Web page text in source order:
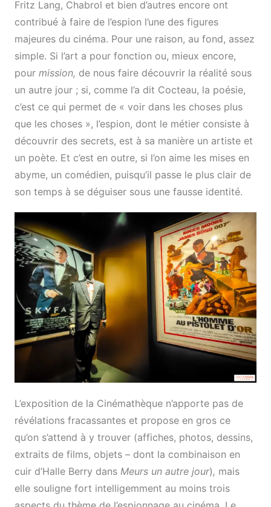
Fritz Lang, Chabrol et bien d’autres encore ont
contribué à faire de l’espion l’une des figures
majeures du cinéma. Pour une raison, au fond, assez
simple. Si l’art a pour fonction ou, mieux encore,
pour mission, de nous faire découvrir la réalité sous
un autre jour ; si, comme l’a dit Cocteau, la poésie,
c’est ce qui permet de « voir dans les choses plus
que les choses », l’espion, dont le métier consiste à
découvrir des secrets, est à sa manière un artiste et
un poète. Et c’est en outre, si l’on aime les mises en
abyme, un comédien, puisqu’il passe le plus clair de
son temps à se déguiser sous une fausse identité.
L’exposition de la Cinémathèque n’apporte pas de
révélations fracassantes et propose en gros ce
qu’on s’attend à y trouver (affiches, photos, dessins,
extraits de films, objets – dont la combinaison en
cuir d’Halle Berry dans Meurs un autre jour), mais
elle souligne fort intelligemment au moins trois